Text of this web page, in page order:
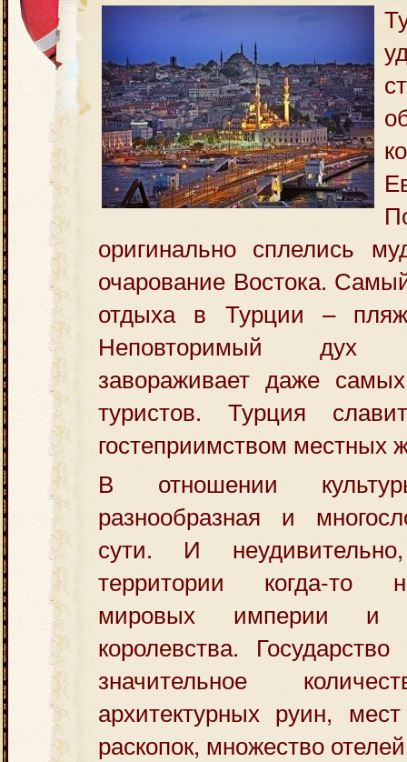
оригинально сплелись
очарование Востока.
отдыха в Турции –
Неповторимый дух
завораживает даже
туристов. Турция
гостеприимством местных
В отношении
разнообразная и
сути. И
территории когда-то
мировых империи и
королевства.
значительное
архитектурных руин, мест
раскопок, множество